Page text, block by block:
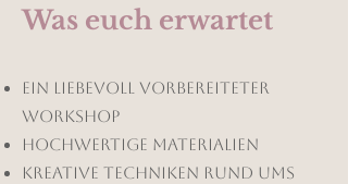
Was euch erwartet
ein liebevoll vorbereiteter
Workshop
hochwertige Materialien
kreative Techniken rund ums